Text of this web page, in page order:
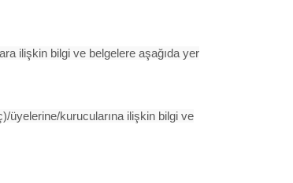
ilişkin bilgi ve belgelere aşağıda yer
üyelerine/kurucularına ilişkin bilgi ve